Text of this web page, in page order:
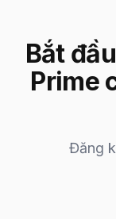
Bắt
Prime
Đăng